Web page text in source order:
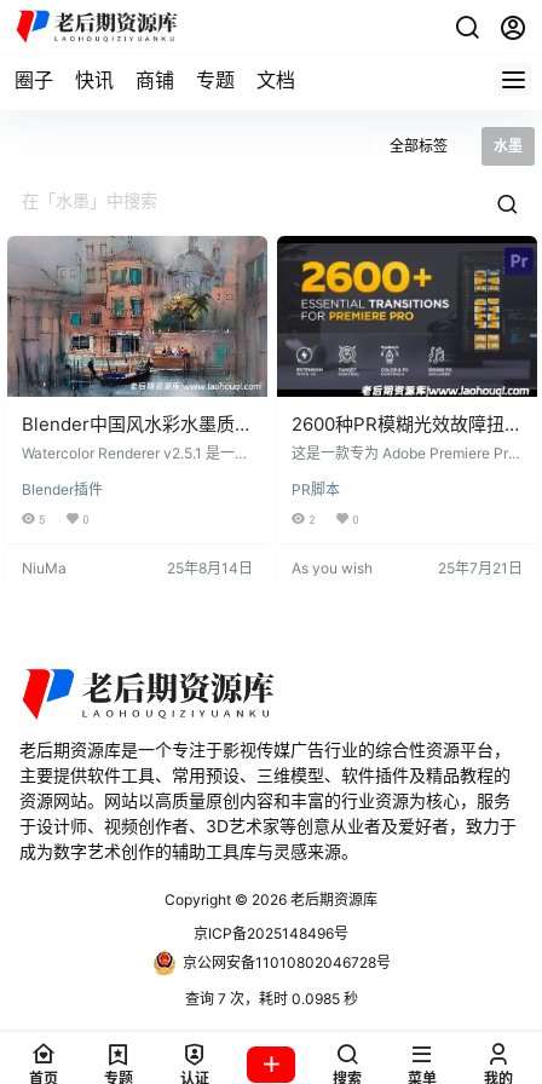
圈子 快讯 商铺 专题 文档
全部标签 水墨
Blender中国风水彩水墨质感
艺术绘制渲染插件
v2.5.1
Watercolor Renderer v2.5.1 是一款
插件，能够让艺术家直接控制水彩
风格的表现方式。该插件通过模拟
水墨的绘制和渲染，为 3D 场景带来
富的…
Blender插件
5 0
NiuMa 25年8月14日
2600种PR模糊光效故障扭曲
水墨笔刷淡入淡出图形翻转
这是一款专为 Adobe Premiere Pro
种转场预设，涵盖模糊、光效、故
障、扭曲、水墨、笔刷、淡入淡
现引人入胜的镜头切换，即使是没
PR脚本
2 0
As you wish 25年7月21日
老后期资源库是一个专注于影视传媒广告行业的综合性资源平台，
主要提供软件工具、常用预设、三维模型、软件插件及精品教程的
资源网站。网站以高质量原创内容和丰富的行业资源为核心，服务
于设计师、视频创作者、3D艺术家等创意从业者及爱好者，致力于
成为数字艺术创作的辅助工具库与灵感来源。
Copyright © 2026 老后期资源库
京ICP备2025148496号
京公网安备11010802046728号
查询 7 次，耗时 0.0985 秒
首页 专题 认证 搜索 菜单 我的